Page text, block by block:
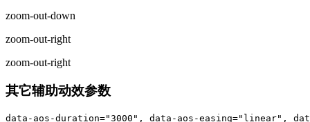
zoom-out-down
zoom-out-right
zoom-out-right
其它辅助动效参数
data-aos-duration="3000", data-aos-easing="linear",